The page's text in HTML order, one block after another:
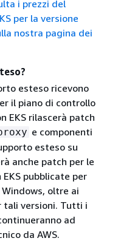
i prezzi del
per la versione
nostra pagina dei
esteso ricevono
il piano di controllo
EKS rilascerà patch
e componenti
esteso su
anche patch per le
pubblicate per
oltre ai
tali versioni. Tutti i
ad
da AWS.